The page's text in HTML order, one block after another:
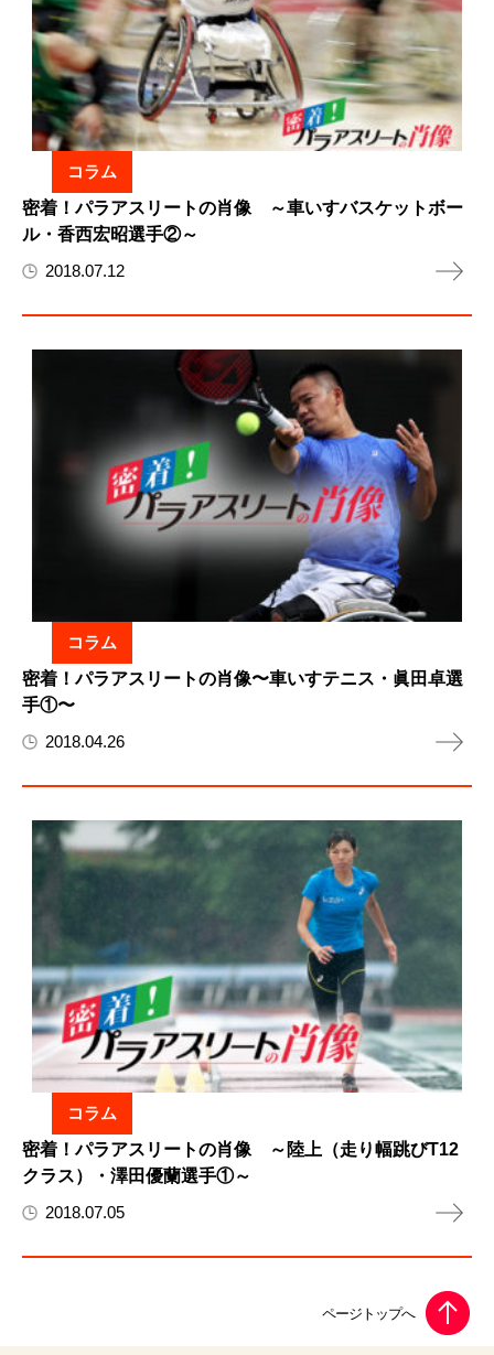
コラム
密着！パラアスリートの肖像 ～車いすバスケットボー
ル・香西宏昭選手②～
2018.07.12
コラム
密着！パラアスリートの肖像〜車いすテニス・眞田卓選
手①〜
2018.04.26
コラム
密着！パラアスリートの肖像 ～陸上（走り幅跳びT12
クラス）・澤田優蘭選手①～
2018.07.05